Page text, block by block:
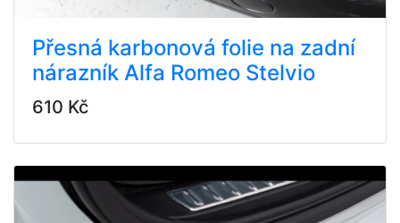
Přesná karbonová folie na zadní
nárazník Alfa Romeo Stelvio
610 Kč